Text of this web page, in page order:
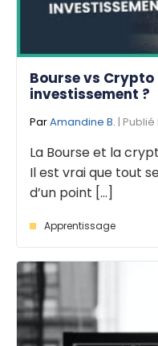
Bourse vs Crypto
investissement ?
ParAmandine B. |
La Bourse et la
Il est vrai que tout
d’un point [...]
Apprentissage